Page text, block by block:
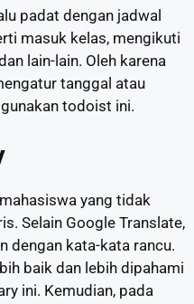
padat dengan jadwal
masuk kelas, mengikuti
lain-lain. Oleh karena
tanggal atau
todoist ini.
yang tidak
Selain Google Translate,
dengan kata-kata rancu.
baik dan lebih dipahami
ini. Kemudian, pada